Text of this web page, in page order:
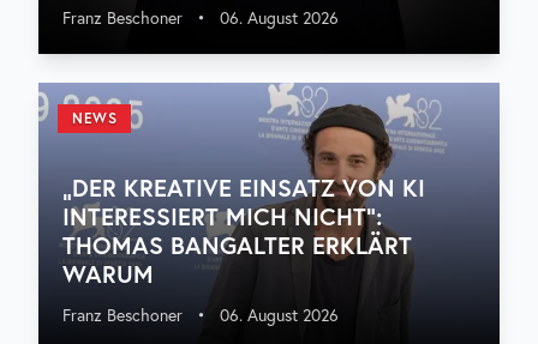
Franz Beschoner • 06. August 2026
NEWS
„DER KREATIVE EINSATZ VON KI
INTERESSIERT MICH NICHT“:
THOMAS BANGALTER ERKLÄRT
WARUM
Franz Beschoner • 06. August 2026